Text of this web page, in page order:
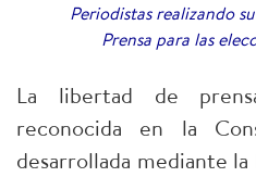
Periodistas realizando
Prensa para las
La libertad de
reconocida en la
desarrollada mediante